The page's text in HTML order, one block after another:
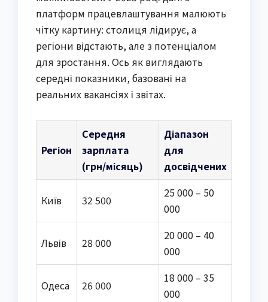
платформ працевлаштування малюють
чітку картину: столиця лідирує, а
регіони відстають, але з потенціалом
для зростання. Ось як виглядають
середні показники, базовані на
реальних вакансіях і звітах.
Регіон
Середня
зарплата
(грн/місяць)
Діапазон
для
досвідчених
Київ 32 500
25 000 – 50
000
Львів 28 000
20 000 – 40
000
Одеса 26 000
18 000 – 35
000